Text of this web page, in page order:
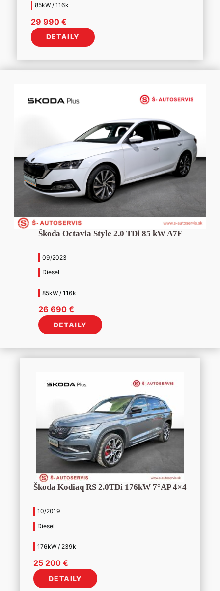
85kW / 116k
29 990 €
DETAILY
Škoda Octavia Style 2.0 TDi 85 kW A7F
09/2023
Diesel
85kW / 116k
26 690 €
DETAILY
Škoda Kodiaq RS 2.0TDi 176kW 7°AP 4×4
10/2019
Diesel
176kW / 239k
25 200 €
DETAILY